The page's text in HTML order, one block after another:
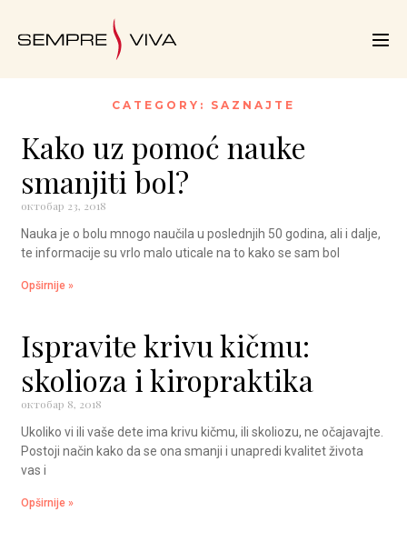
CATEGORY: SAZNAJTE
Kako uz pomoć nauke
smanjiti bol?
октобар 23, 2018
Nauka je o bolu mnogo naučila u poslednjih 50 godina, ali i dalje,
te informacije su vrlo malo uticale na to kako se sam bol
Opširnije »
Ispravite krivu kičmu:
skolioza i kiropraktika
октобар 8, 2018
Ukoliko vi ili vaše dete ima krivu kičmu, ili skoliozu, ne očajavajte.
Postoji način kako da se ona smanji i unapredi kvalitet života
vas i
Opširnije »